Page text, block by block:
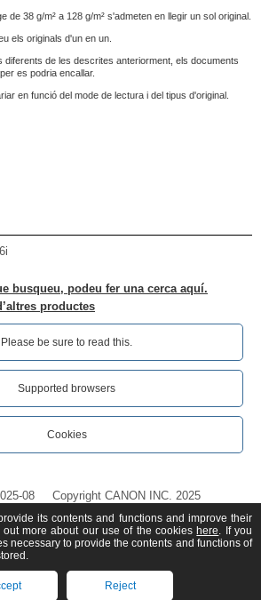
de 38 g/m² a 128 g/m² s'admeten en llegir un sol original.
els originals d'un en un.
diferents de les descrites anteriorment, els documents
es podria encallar.
en funció del mode de lectura i del tipus d'original.
busqueu, podeu fer una cerca aquí.
productes
Please be sure to read this.‎
Supported browsers
Cookies
08 Copyright CANON INC. 2025
its contents and functions and improve their
more about our use of the cookies here. If you
necessary to provide the contents and functions of
Reject